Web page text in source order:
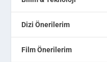
Dizi Önerilerim
Film Önerilerim